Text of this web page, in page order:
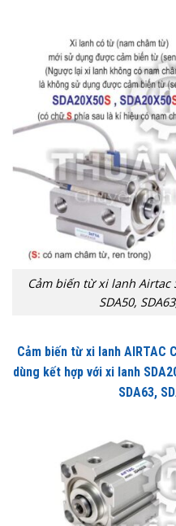
Cảm biến từ xi lanh Airtac
SDA50,
Cảm biến từ xi lanh AIRTAC
dùng kết hợp với xi lanh
SDA63,